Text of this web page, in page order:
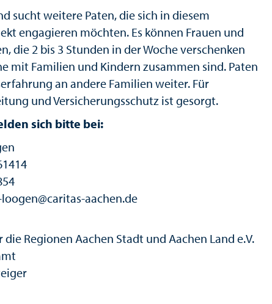
sucht weitere Paten, die sich in diesem
engagieren möchten. Es können Frauen und
die 2 bis 3 Stunden in der Woche verschenken
mit Familien und Kindern zusammen sind. Paten
an andere Familien weiter. Für
und Versicherungsschutz ist gesorgt.
sich bitte bei:
aachen.de
Regionen Aachen Stadt und Aachen Land e.V.